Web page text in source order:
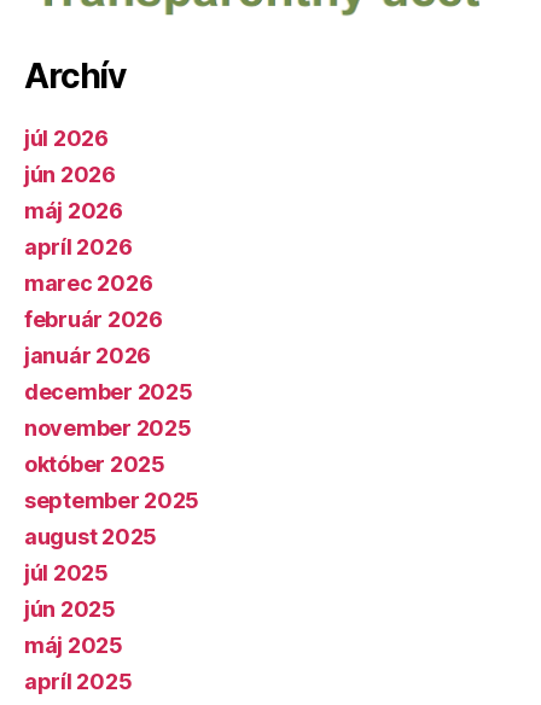
Archív
júl 2026
jún 2026
máj 2026
apríl 2026
marec 2026
február 2026
január 2026
december 2025
november 2025
október 2025
september 2025
august 2025
júl 2025
jún 2025
máj 2025
apríl 2025